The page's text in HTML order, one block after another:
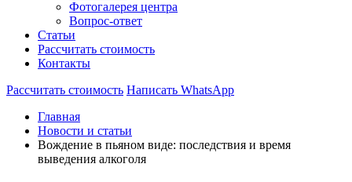
Фотогалерея центра
Вопрос-ответ
Статьи
Рассчитать стоимость
Контакты
Рассчитать стоимость Написать WhatsApp
Главная
Новости и статьи
Вождение в пьяном виде: последствия и время
выведения алкоголя